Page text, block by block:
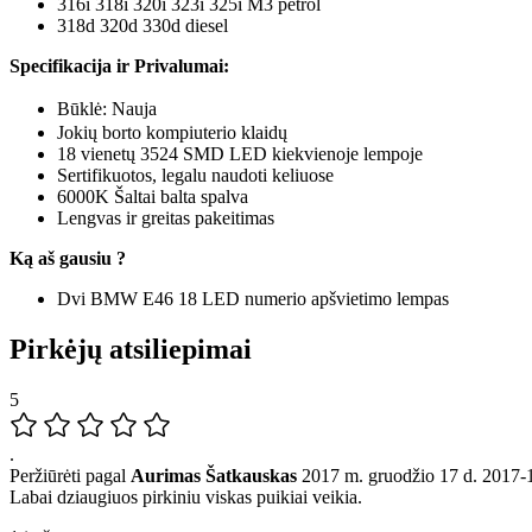
318d 320d 330d diesel
Specifikacija ir Privalumai:
Būklė: Nauja
Jokių borto kompiuterio klaidų
18 vienetų 3524 SMD LED kiekvienoje lempoje
Sertifikuotos, legalu naudoti keliuose
6000K Šaltai balta spalva
Lengvas ir greitas pakeitimas
Ką aš gausiu ?
Dvi BMW E46 18 LED numerio apšvietimo lempas
Pirkėjų atsiliepimai
5
.
Peržiūrėti pagal Aurimas Šatkauskas 2017 m. gruodžio 17 d. 2017-
Labai dziaugiuos pirkiniu viskas puikiai veikia.